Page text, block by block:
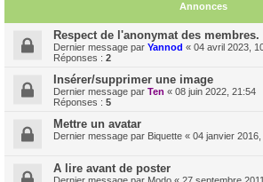
Annonces
Respect de l'anonymat des membres.
Dernier message par Yannod « 04 avril 2023,
Réponses : 2
Insérer/supprimer une image
Dernier message par Ten « 08 juin 2022, 21:54
Réponses : 5
Mettre un avatar
Dernier message par Biquette « 04 janvier
A lire avant de poster